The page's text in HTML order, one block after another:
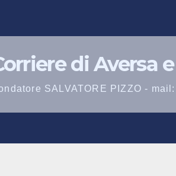
di Aversa
SALVATORE PIZZO -